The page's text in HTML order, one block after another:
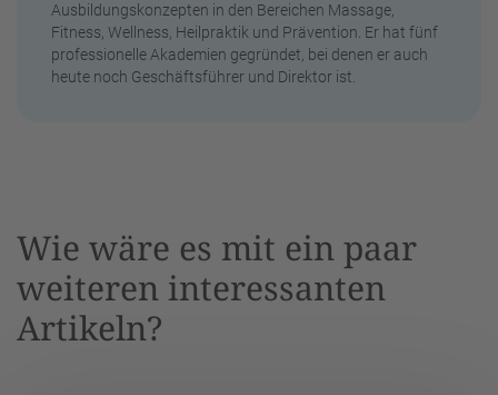
Ausbildungskonzepten in den Bereichen Massage,
Fitness, Wellness, Heilpraktik und Prävention. Er hat fünf
professionelle Akademien gegründet, bei denen er auch
heute noch Geschäftsführer und Direktor ist.
Wie wäre es mit ein paar
weiteren interessanten
Artikeln?